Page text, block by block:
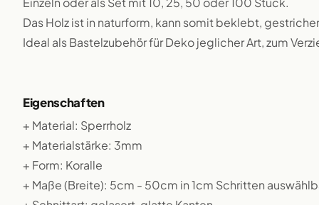
Das Holz ist in naturform, kann somit beklebt,
Ideal als Bastelzubehör für Deko jeglicher Art, zum
Eigenschaften
+ Material: Sperrholz
+ Materialstärke: 3mm
+ Form: Koralle
+ Maße (Breite): 5cm - 50cm in 1cm Schritten